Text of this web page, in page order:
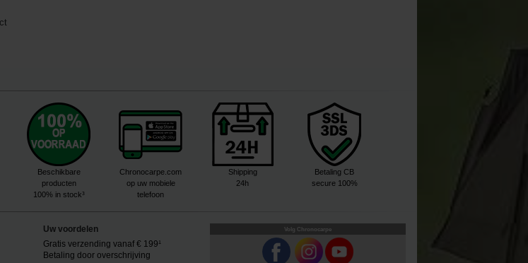
Beschikbare
producten
100% in stock³
Chronocarpe.com
op uw mobiele
telefoon
Shipping
24h
Betaling CB
secure 100%
Uw voordelen
Gratis verzending vanaf € 199¹
Betaling door overschrijving
Volg Chronocarpe